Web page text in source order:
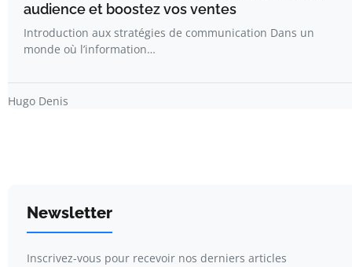
audience et boostez vos ventes
Introduction aux stratégies de communication Dans un
monde où l’information…
Hugo Denis
Newsletter
Inscrivez-vous pour recevoir nos derniers articles